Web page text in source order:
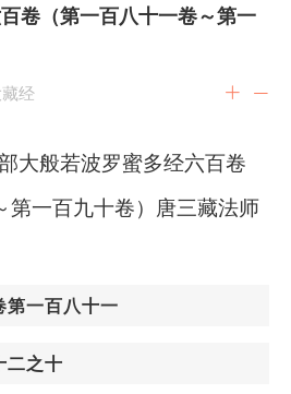
卷（第一百八十一卷～第一
经
大般若波罗蜜多经六百卷
第一百九十卷）唐三藏法师
第一百八十一
二之十